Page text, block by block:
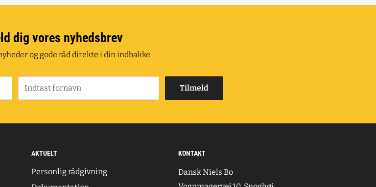
dig vores nyhedsbrev
og gode råd direkte i din indbakke
Indtast fornavn Tilmeld
AKTUELT
Personlig rådgivning
KONTAKT
Dansk Niels Bo